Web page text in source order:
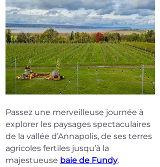
Passez une merveilleuse journée à
explorer les paysages spectaculaires
de la vallée d’Annapolis, de ses terres
agricoles fertiles jusqu’à la
majestueuse baie de Fundy.